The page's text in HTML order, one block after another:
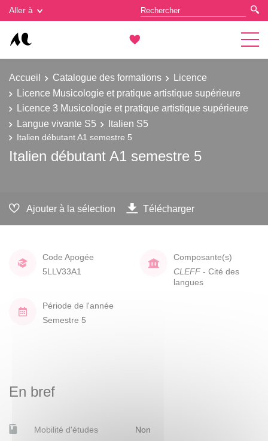
Aller à
Accueil Catalogue des formations
Licence
Licence Musicologie et pratique artistique supérieure
Licence 3 Musicologie et pratique artistique supérieure
Langue vivante S5
Italien S5
Italien débutant A1 semestre 5
Italien débutant A1 semestre 5
Ajouter à la sélection Télécharger
Code Apogée
5LLV33A1
Composante(s)
CLEFF - Cité des
langues
Période de l'année
Semestre 5
En bref
Mobilité d'études Non
Gestion des cookies